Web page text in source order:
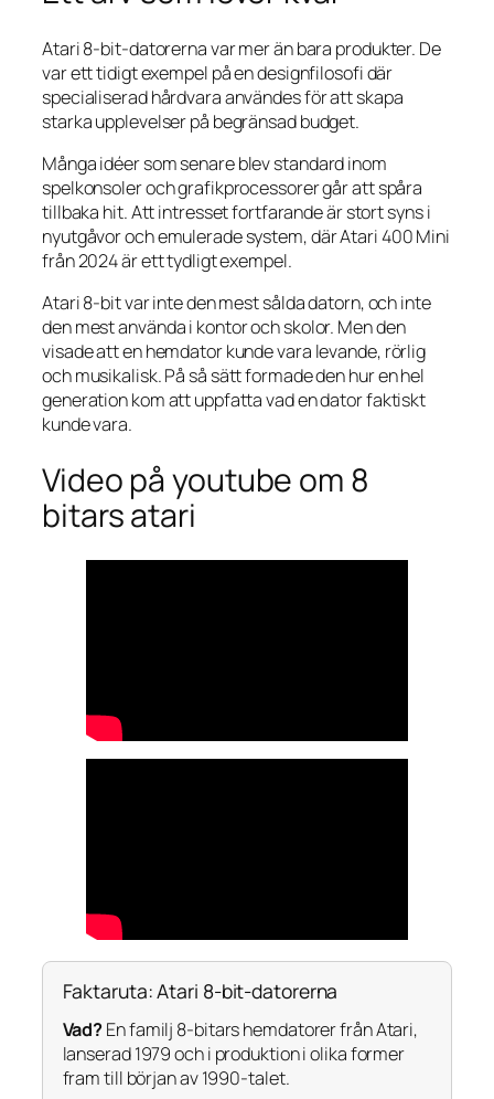
Atari 8-bit-datorerna var mer än bara produkter. De
var ett tidigt exempel på en designfilosofi där
specialiserad hårdvara användes för att skapa
starka upplevelser på begränsad budget.
Många idéer som senare blev standard inom
spelkonsoler och grafikprocessorer går att spåra
tillbaka hit. Att intresset fortfarande är stort syns i
nyutgåvor och emulerade system, där Atari 400 Mini
från 2024 är ett tydligt exempel.
Atari 8-bit var inte den mest sålda datorn, och inte
den mest använda i kontor och skolor. Men den
visade att en hemdator kunde vara levande, rörlig
och musikalisk. På så sätt formade den hur en hel
generation kom att uppfatta vad en dator faktiskt
kunde vara.
Video på youtube om 8
bitars atari
Faktaruta: Atari 8-bit-datorerna
Vad?En familj 8-bitars hemdatorer från Atari,
lanserad 1979 och i produktion i olika former
fram till början av 1990-talet.